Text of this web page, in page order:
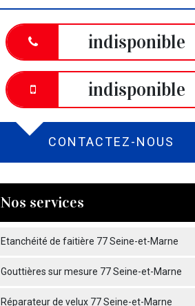
indisponible
indisponible
CONTACTEZ-NOUS
Nos services
Etanchéité de faitière 77 Seine-et-Marne
Gouttières sur mesure 77 Seine-et-Marne
Réparateur de velux 77 Seine-et-Marne